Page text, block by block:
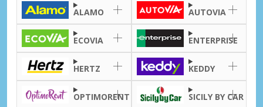
ALAMO AUTOVIA
ECOVIA ENTERPRISE
HERTZ KEDDY
OPTIMORENT SICILY BY CAR